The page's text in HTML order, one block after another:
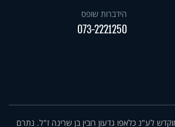
הידברות שופס
073-2221250
לע"נ כלאפו גדעון רובין בן שרינה ז"ל. נתרם